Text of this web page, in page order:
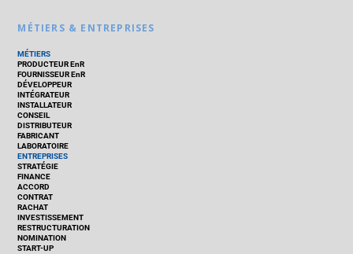
MÉTIERS & ENTREPRISES
MÉTIERS
PRODUCTEUR EnR
FOURNISSEUR EnR
DÉVELOPPEUR
INTÉGRATEUR
INSTALLATEUR
CONSEIL
DISTRIBUTEUR
FABRICANT
LABORATOIRE
ENTREPRISES
STRATÉGIE
FINANCE
ACCORD
CONTRAT
RACHAT
INVESTISSEMENT
RESTRUCTURATION
NOMINATION
START-UP